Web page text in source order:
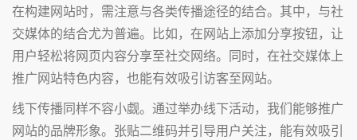
在构建网站时，需注意与各类传播途径的结合。其中，与社
交媒体的结合尤为普遍。比如，在网站上添加分享按钮，让
用户轻松将网页内容分享至社交网络。同时，在社交媒体上
推广网站特色内容，也能有效吸引访客至网站。
线下传播同样不容小觑。通过举办线下活动，我们能够推广
网站的品牌形象。张贴二维码并引导用户关注，能有效吸引